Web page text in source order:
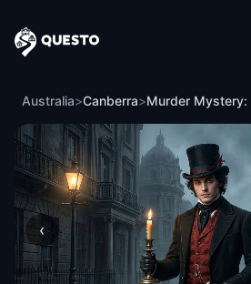
Questo
Australia>Canberra>
‹